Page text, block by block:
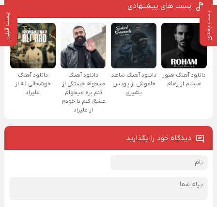
پست بعدی پست قبلی
پست های پیشنهادی
دانلود آهنگ هنوز
هستم از رهام
دانلود آهنگ شاهد
خاموش از یونس
بشیری
دانلود آهنگ
میخوام خستگی از
تنم بره میخوام
عشق کنم با خودم
از علیراد
دانلود آهنگ
خوشحالی نه از
علیراد
دیدگاه خود را بگذارید